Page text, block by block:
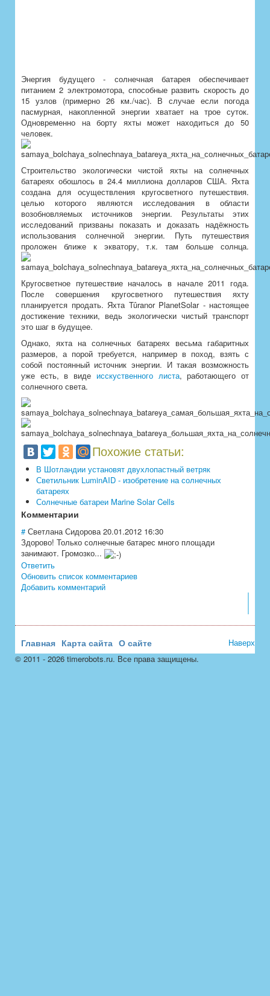
Энергия будущего - солнечная батарея обеспечивает
питанием 2 электромотора, способные развить скорость до
15 узлов (примерно 26 км./час). В случае если погода
пасмурная, накопленной энергии хватает на трое суток.
Одновременно на борту яхты может находиться до 50
человек.
Строительство экологически чистой яхты на солнечных
батареях обошлось в 24.4 миллиона долларов США. Яхта
создана для осуществления кругосветного путешествия.
целью которого являются исследования в области
возобновляемых источников энергии. Результаты этих
исследований призваны показать и доказать надёжность
использования солнечной энергии. Путь путешествия
проложен ближе к экватору, т.к. там больше солнца.
Кругосветное путешествие началось в начале 2011 года.
После совершения кругосветного путешествия яхту
планируется продать. Яхта Tûranor PlanetSolar - настоящее
достижение техники, ведь экологически чистый транспорт
это шаг в будущее.
Однако, яхта на солнечных батареях весьма габаритных
размеров, а порой требуется, например в поход, взять с
собой постоянный источник энергии. И такая возможность
уже есть, в виде исскуственного листа, работающего от
солнечного света.
Похожие статьи:
В Шотландии установят двухлопастный ветряк
Светильник LuminAID - изобретение на солнечных
батареях
Солнечные батареи Marine Solar Cells
Комментарии
# Светлана Сидорова 20.01.2012 16:30
Здорово! Только солнечные батарес много площади
занимают. Громозко...
Ответить
Обновить список комментариев
Добавить комментарий
Главная Карта сайта О сайте
Наверх
© 2011 - 2026 timerobots.ru. Все права защищены.